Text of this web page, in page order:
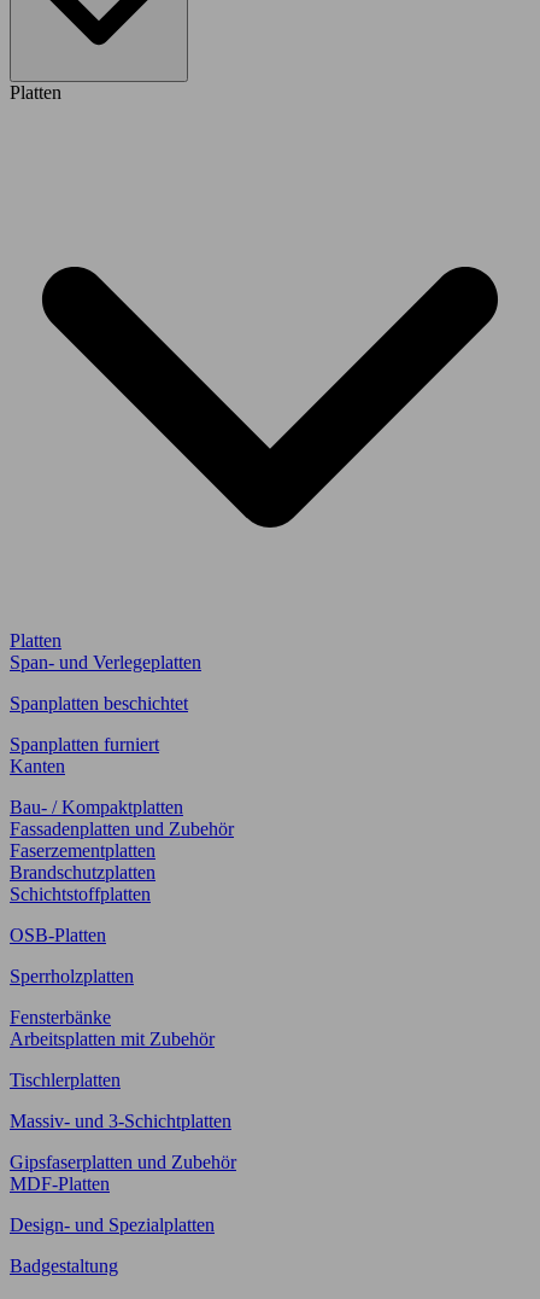
Platten
Platten
Span- und Verlegeplatten
Spanplatten beschichtet
Spanplatten furniert
Kanten
Bau- / Kompaktplatten
Fassadenplatten und Zubehör
Faserzementplatten
Brandschutzplatten
Schichtstoffplatten
OSB-Platten
Sperrholzplatten
Fensterbänke
Arbeitsplatten mit Zubehör
Tischlerplatten
Massiv- und 3-Schichtplatten
Gipsfaserplatten und Zubehör
MDF-Platten
Design- und Spezialplatten
Badgestaltung